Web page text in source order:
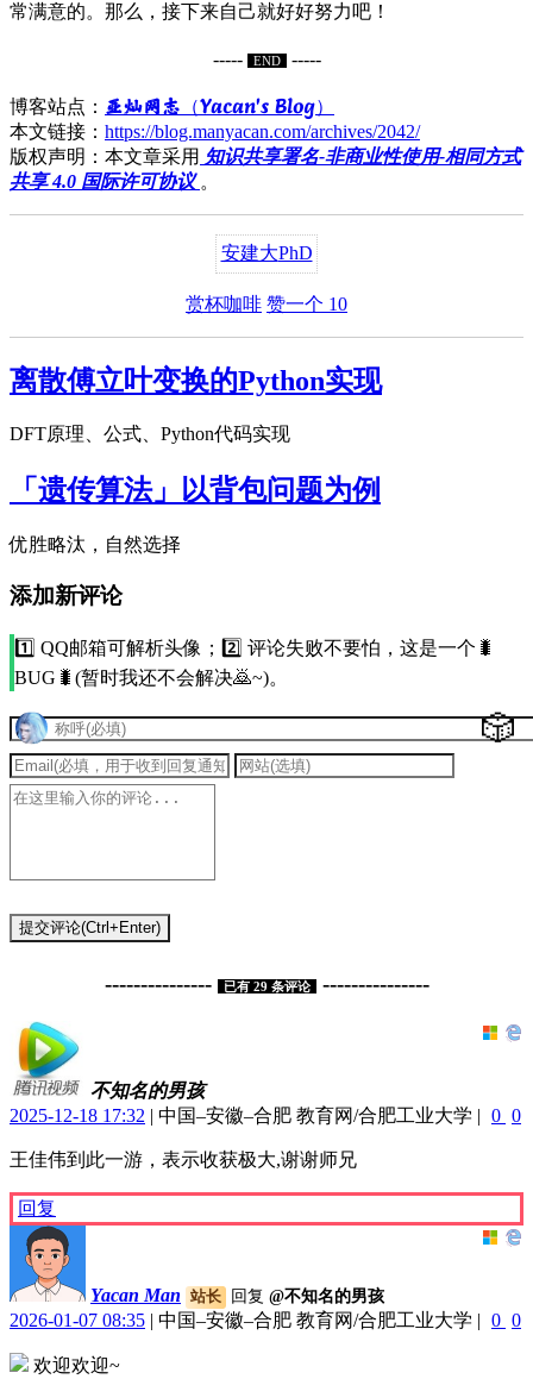
常满意的。那么，接下来自己就好好努力吧！
----- END -----
博客站点： 亚灿网志（Yacan's Blog）
本文链接： https://blog.manyacan.com/archives/2042/
版权声明：本文章采用 知识共享署名-非商业性使用-相同方式
共享 4.0 国际许可协议 。
安建大PhD
赏杯咖啡 赞一个 10
离散傅立叶变换的Python实现
DFT原理、公式、Python代码实现
「遗传算法」以背包问题为例
优胜略汰，自然选择
添加新评论
1️⃣ QQ邮箱可解析头像；2️⃣ 评论失败不要怕，这是一个🐛
BUG🐛(暂时我还不会解决🙇~)。
🎲
提交评论(Ctrl+Enter)
--------------- 已有 29 条评论 ---------------
不知名的男孩
2025-12-18 17:32 | 中国–安徽–合肥 教育网/合肥工业大学 | 0 0
王佳伟到此一游，表示收获极大,谢谢师兄
回复
Yacan Man 站长 回复 @不知名的男孩
2026-01-07 08:35 | 中国–安徽–合肥 教育网/合肥工业大学 | 0 0
欢迎欢迎~